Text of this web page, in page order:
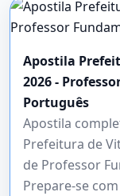
Apostila
2026 -
Português
Apostila
Prefeitura de
de Professor
Prepare-se